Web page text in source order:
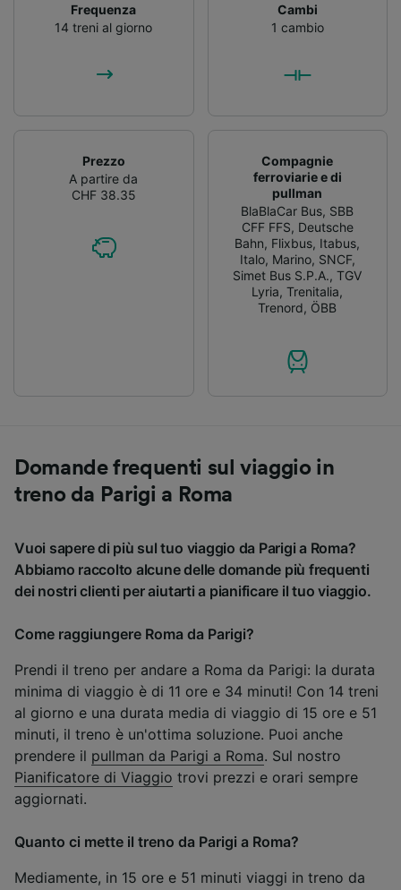
Frequenza
14 treni al giorno
Cambi
1 cambio
Prezzo
A partire da
CHF 38.35
Compagnie
ferroviarie e di
pullman
BlaBlaCar Bus, SBB
CFF FFS, Deutsche
Bahn, Flixbus, Itabus,
Italo, Marino, SNCF,
Simet Bus S.P.A.,TGV
Lyria,Trenitalia,
Trenord, ÖBB
Domande frequenti sul viaggio in
treno da Parigi a Roma
Vuoi sapere di più sul tuo viaggio da Parigi a Roma?
Abbiamo raccolto alcune delle domande più frequenti
dei nostri clienti per aiutarti a pianificare il tuo viaggio.
Come raggiungere Roma da Parigi?
Prendi il treno per andare a Roma da Parigi: la durata
minima di viaggio è di 11 ore e 34 minuti! Con 14 treni
al giorno e una durata media di viaggio di 15 ore e 51
minuti, il treno è un'ottima soluzione. Puoi anche
prendere il pullman da Parigi a Roma. Sul nostro
Pianificatore di Viaggio trovi prezzi e orari sempre
aggiornati.
Quanto ci mette il treno da Parigi a Roma?
Mediamente, in 15 ore e 51 minuti viaggi in treno da